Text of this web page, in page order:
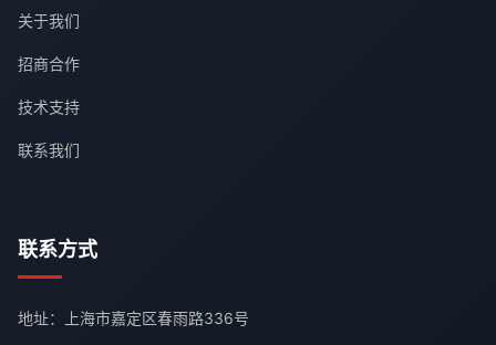
关于我们
招商合作
技术支持
联系我们
联系方式
地址：上海市嘉定区春雨路336号